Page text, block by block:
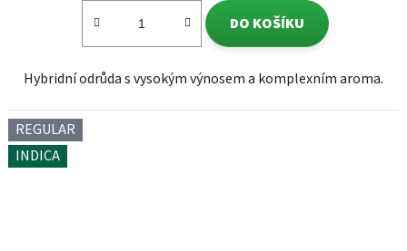
DO KOŠÍKU
Hybridní odrůda s vysokým výnosem a komplexním aroma.
REGULAR
INDICA